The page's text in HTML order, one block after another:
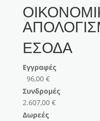
ΕΣΟΔΑ
96,00 €
2.607,00 €